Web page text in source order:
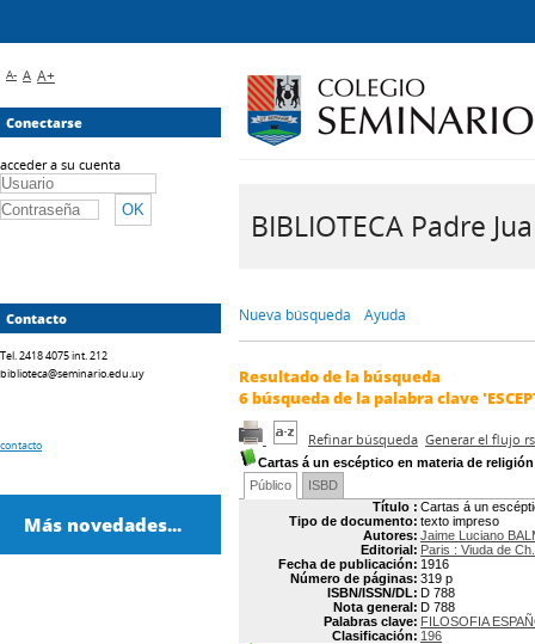
BIBLIOTECA Padre
Nueva búsqueda Ayuda
Resultado de la búsqueda
6búsqueda de la palabra clave
Refinar búsqueda Generar el flujo
Cartas á un escéptico en materia de religión
Público
ISBD
Título : Cartas á un
Tipo de documento: texto impreso
Autores: Jaime Luciano
Editorial: Paris : Viuda de
Fecha de publicación: 1916
Número de páginas: 319 p
ISBN/ISSN/DL: D 788
Nota general: D 788
Palabras clave: FILOSOFIA
Clasificación: 196
A- A A+
Conectarse
acceder a su cuenta
Contacto
Tel. 2418 4075 int. 212
biblioteca@seminario.edu.uy
contacto
Más novedades...